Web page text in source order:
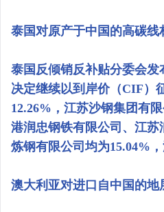
泰国对原产于中国的高碳
泰国反倾销反补贴分委会
决定继续以到岸价（CIF）
12.26%，江苏沙钢集团有
港润忠钢铁有限公司、江
炼钢有限公司均为15.04%
澳大利亚对进口自中国的